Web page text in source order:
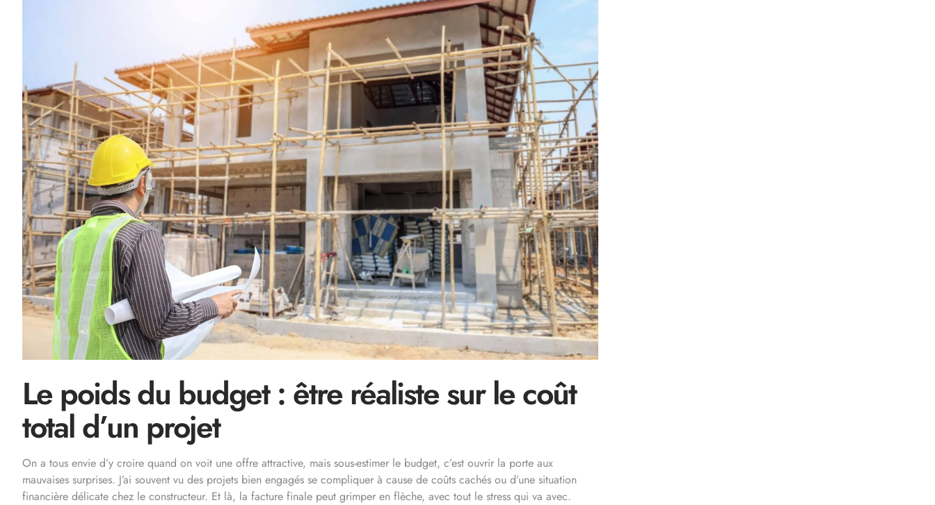
Le poids du budget : être réaliste sur le coût
total d’un projet
On a tous envie d’y croire quand on voit une offre attractive, mais sous-estimer le budget, c’est ouvrir la porte aux
mauvaises surprises. J’ai souvent vu des projets bien engagés se compliquer à cause de coûts cachés ou d’une situation
financière délicate chez le constructeur. Et là, la facture finale peut grimper en flèche, avec tout le stress qui va avec.